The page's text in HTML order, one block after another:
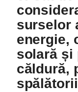
surselor
energie,
solară și
căldură,